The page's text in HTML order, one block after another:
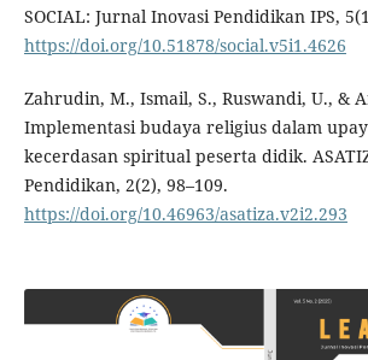
SOCIAL: Jurnal Inovasi Pendidikan IPS,
https://doi.org/10.51878/social.v5i1.4626
Zahrudin, M., Ismail, S., Ruswandi, U., &
Implementasi budaya religius dalam
kecerdasan spiritual peserta didik.
Pendidikan, 2(2), 98–109.
https://doi.org/10.46963/asatiza.v2i2.293